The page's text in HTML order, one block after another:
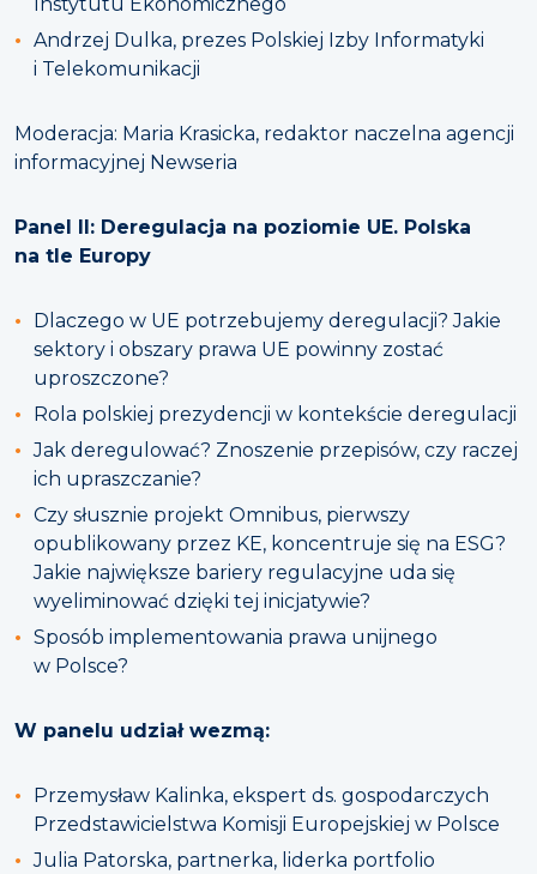
Andrzej Dulka, prezes Polskiej Izby Informatyki
i Telekomunikacji
Moderacja: Maria Krasicka, redaktor naczelna agencji
informacyjnej Newseria
Panel II: Deregulacja na poziomie UE. Polska
na tle Europy
Dlaczego w UE potrzebujemy deregulacji? Jakie
sektory i obszary prawa UE powinny zostać
uproszczone?
Rola polskiej prezydencji w kontekście deregulacji
Jak deregulować? Znoszenie przepisów, czy raczej
ich upraszczanie?
Czy słusznie projekt Omnibus, pierwszy
opublikowany przez KE, koncentruje się na ESG?
Jakie największe bariery regulacyjne uda się
wyeliminować dzięki tej inicjatywie?
Sposób implementowania prawa unijnego
w Polsce?
W panelu udział wezmą:
Przemysław Kalinka, ekspert ds. gospodarczych
Przedstawicielstwa Komisji Europejskiej w Polsce
Julia Patorska, partnerka, liderka portfolio